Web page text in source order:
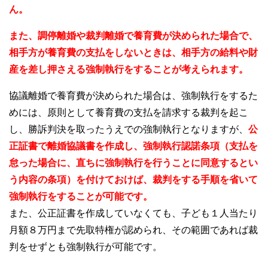
ん。
また、調停離婚や裁判離婚で養育費が決められた場合で、
相手方が養育費の支払をしないときは、相手方の給料や財
産を差し押さえる強制執行をすることが考えられます。
協議離婚で養育費が決められた場合は、強制執行をするた
めには、原則として養育費の支払を請求する裁判を起こ
し、勝訴判決を取ったうえでの強制執行となりますが、 公
正証書で離婚協議書を作成し、強制執行認諾条項（支払を
怠った場合に、直ちに強制執行を行うことに同意するとい
う内容の条項）を付けておけば、裁判をする手順を省いて
強制執行をすることが可能です。
また、公正証書を作成していなくても、子ども１人当たり
月額８万円まで先取特権が認められ、その範囲であれば裁
判をせずとも強制執行が可能です。